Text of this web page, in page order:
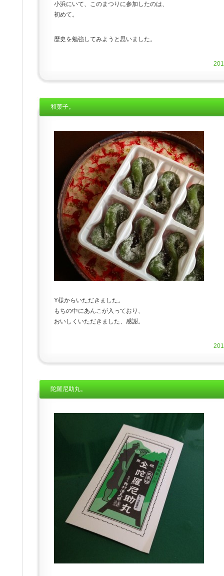
小浜にいて、このまつりに参加したのは、
初めて。
歴史を勉強してみようと思いました。
和菓子。
Y様からいただきました。
もちの中にあんこが入っており、
おいしくいただきました、感謝。
陀羅尼助丸。